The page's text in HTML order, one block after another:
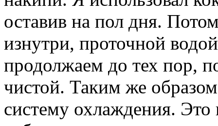
оставив на пол дня.
изнутри, проточной
продолжаем до тех пор,
чистой. Таким же
систему охлаждения.